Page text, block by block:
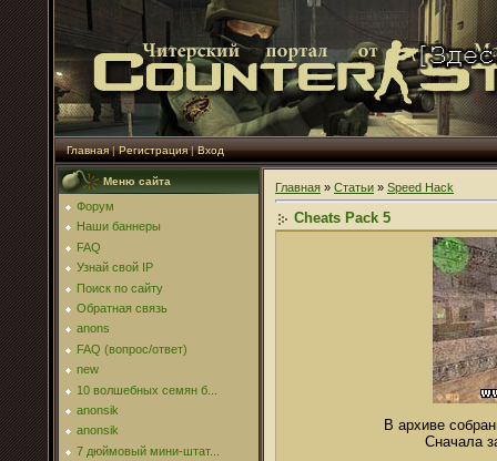
Главная|Регистрация|Вход
Меню сайта
Форум
Наши баннеры
FAQ
Узнай свой IP
Поиск по сайту
Обратная связь
anons
FAQ (вопрос/ответ)
new
10 волшебных семян б...
anonsik
anonsik
7 дюймовый мини-штат...
Главная » Статьи » Speed Hack
Cheats Pack 5
В архиве
Сначала